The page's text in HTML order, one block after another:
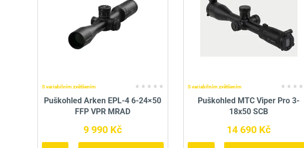
S variabilním zvětšením
Puškohled Arken EPL-4 6-24×50
FFP VPR MRAD
9 990 Kč
S variabilním zvětšením
Puškohled MTC Viper Pro 3-
18x50 SCB
14 690 Kč